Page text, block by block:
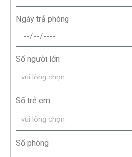
Ngày trả phòng
Số người lớn
Số trẻ em
Số phòng